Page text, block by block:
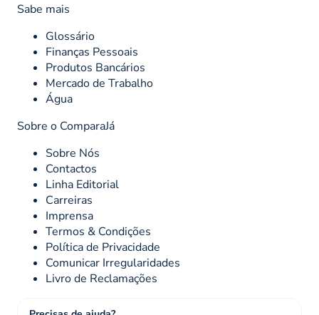
Sabe mais
Glossário
Finanças Pessoais
Produtos Bancários
Mercado de Trabalho
Água
Sobre o ComparaJá
Sobre Nós
Contactos
Linha Editorial
Carreiras
Imprensa
Termos & Condições
Política de Privacidade
Comunicar Irregularidades
Livro de Reclamações